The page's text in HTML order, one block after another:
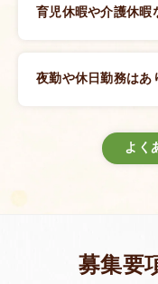
介護士は、高齢者
レクリエーション
康状態の観察や報
師との連携、利用
きる
育児休暇や介護休暇
育児休暇や介護休
人では、子育て中
●
夜勤や休日勤務はあ
項
求
よく
募集要